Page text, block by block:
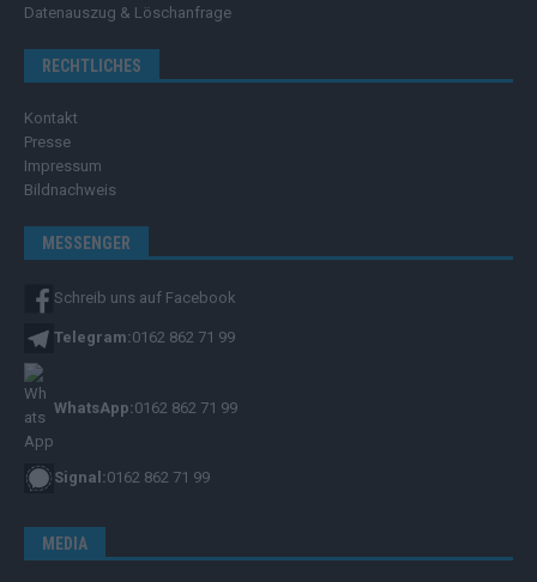
Datenauszug & Löschanfrage
RECHTLICHES
Kontakt
Presse
Impressum
Bildnachweis
MESSENGER
Schreib uns auf Facebook
Telegram:0162 862 71 99
WhatsApp:0162 862 71 99
Signal:0162 862 71 99
MEDIA